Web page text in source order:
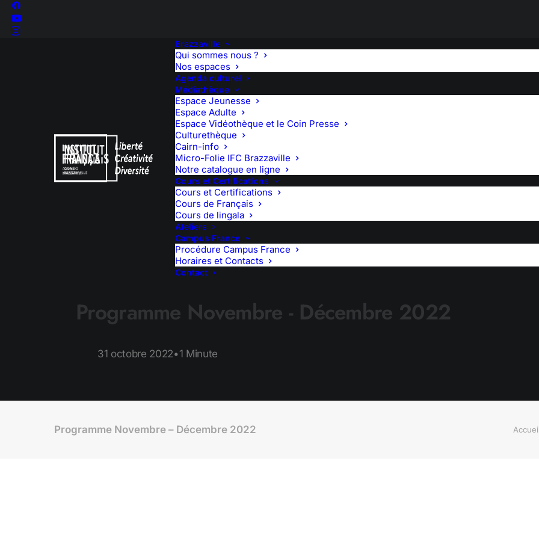
Brazzaville
Qui sommes nous ?
Nos espaces
Agenda culturel
Médiathèque
Espace Jeunesse
Espace Adulte
Espace Vidéothèque et le Coin Presse
Culturethèque
Cairn-info
Micro-Folie IFC Brazzaville
Notre catalogue en ligne
Cours et Certifications
Cours et Certifications
Cours de Français
Cours de lingala
Ateliers
Campus France
Procédure Campus France
Horaires et Contacts
Contact
Programme Novembre - Décembre 2022
31 octobre 2022•1 Minute
Programme Novembre – Décembre 2022 Accueil